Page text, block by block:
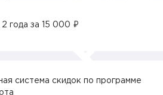
2 года за 15 000 ₽
система скидок по программе